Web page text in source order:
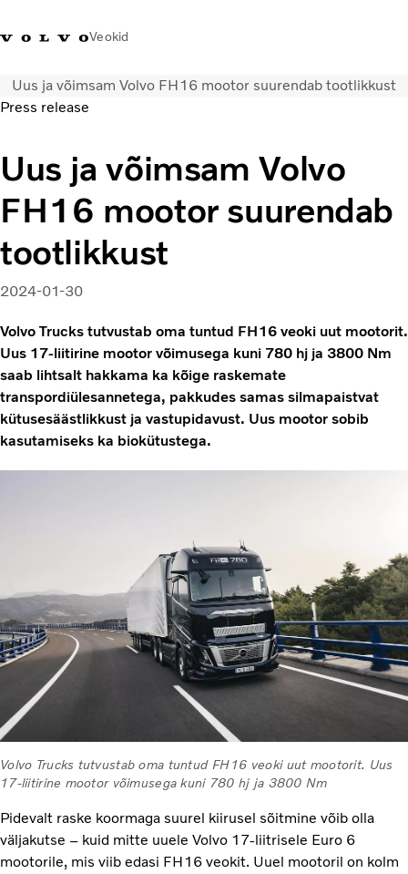
Veokid
+372 671
8360
Volvo Action
Volvo Merchandise
SisselogimineEesti
Transpordilahendused
Teenused
KONTAKTID & ESINDUSED
Uudised
Meist
Uus ja võimsam Volvo FH16 mootor suurendab tootlikkust
Press release
Uus ja võimsam Volvo
FH16 mootor suurendab
tootlikkust
2024-01-30
Volvo Trucks tutvustab oma tuntud FH16 veoki uut mootorit.
Uus 17-liitirine mootor võimusega kuni 780 hj ja 3800 Nm
saab lihtsalt hakkama ka kõige raskemate
transpordiülesannetega, pakkudes samas silmapaistvat
kütusesäästlikkust ja vastupidavust. Uus mootor sobib
kasutamiseks ka biokütustega.
Volvo Trucks tutvustab oma tuntud FH16 veoki uut mootorit. Uus
17-liitirine mootor võimusega kuni 780 hj ja 3800 Nm
Pidevalt raske koormaga suurel kiirusel sõitmine võib olla
väljakutse – kuid mitte uuele Volvo 17-liitrisele Euro 6
mootorile, mis viib edasi FH16 veokit. Uuel mootoril on kolm